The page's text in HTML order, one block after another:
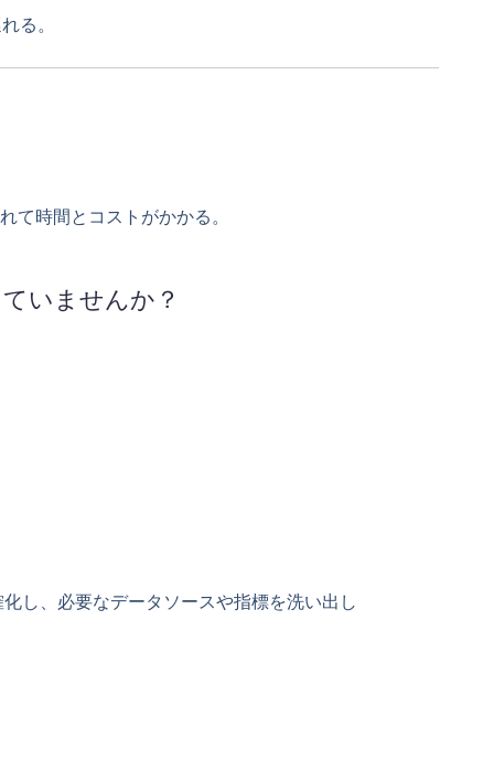
る。
時間とコストがかかる。
いませんか？
し、必要なデータソースや指標を洗い出し